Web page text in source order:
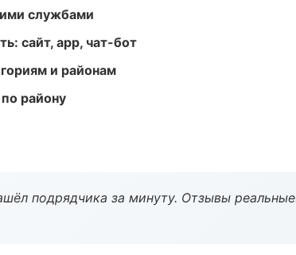
службами
сайт, app, чат-бот
и районам
району
подрядчика за минуту. Отзывы